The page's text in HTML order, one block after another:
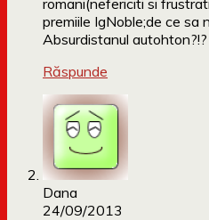
premiile IgNoble;de ce sa
Absurdistanul autohton?!?
Răspunde
Dana
24/09/2013